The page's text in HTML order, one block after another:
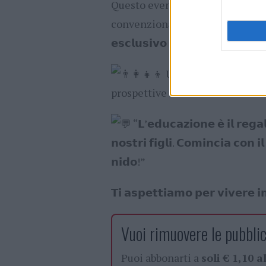
Questo evento è dedicato a chi
convenzionale, mettendo al
𝗲𝘀𝗰𝗹𝘂𝘀𝗶𝘃𝗼 del bambino.
Un’occasione per
prospettive e condividere
“𝗟’𝗲𝗱𝘂𝗰𝗮𝘇𝗶𝗼𝗻𝗲 𝗲̀ 𝗶𝗹
𝗻𝗼𝘀𝘁𝗿𝗶 𝗳𝗶𝗴𝗹𝗶. 𝗖𝗼𝗺𝗶𝗻𝗰𝗶𝗮 𝗰𝗼𝗻
𝗻𝗶𝗱𝗼!”
𝗧𝗶 𝗮𝘀𝗽𝗲𝘁𝘁𝗶𝗮𝗺𝗼 𝗽𝗲𝗿 𝘃𝗶𝘃𝗲𝗿𝗲
Vuoi rimuovere le
Puoi abbonarti a soli € 1,10